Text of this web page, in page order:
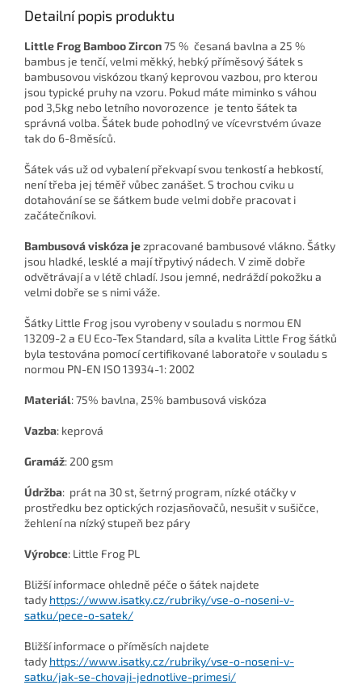
Detailní popis produktu
Little Frog Bamboo Zircon75 % česaná bavlna a 25 %
bambus je tenčí, velmi měkký, hebký příměsový šátek s
bambusovou viskózou tkaný keprovou vazbou, pro kterou
jsou typické pruhy na vzoru. Pokud máte miminko s váhou
pod 3,5kg nebo letního novorozence je tento šátek ta
správná volba. Šátek bude pohodlný ve vícevrstvém úvaze
tak do 6-8měsíců.
Šátek vás už od vybalení překvapí svou tenkostí a hebkostí,
není třeba jej téměř vůbec zanášet. S trochou cviku u
dotahování se se šátkem bude velmi dobře pracovat i
začátečníkovi.
Bambusová viskóza jezpracované bambusové vlákno. Šátky
jsou hladké, lesklé a mají třpytivý nádech. V zimě dobře
odvětrávají a v létě chladí. Jsou jemné, nedráždí pokožku a
velmi dobře se s nimi váže.
Šátky Little Frog jsou vyrobeny v souladu s normou EN
13209-2 a EU Eco-Tex Standard, síla a kvalita Little Frog šátků
byla testována pomocí certifikované laboratoře v souladu s
normou PN-EN ISO 13934-1: 2002
Materiál: 75% bavlna, 25% bambusová viskóza
Vazba: keprová
Gramáž: 200 gsm
Údržba: prát na 30 st, šetrný program, nízké otáčky v
prostředku bez optických rozjasňovačů, nesušit v sušičce,
žehlení na nízký stupeň bez páry
Výrobce: Little Frog PL
Bližší informace ohledně péče o šátek najdete
tady https://www.isatky.cz/rubriky/vse-o-noseni-v-
satku/pece-o-satek/
Bližší informace o příměsích najdete
tady https://www.isatky.cz/rubriky/vse-o-noseni-v-
satku/jak-se-chovaji-jednotlive-primesi/